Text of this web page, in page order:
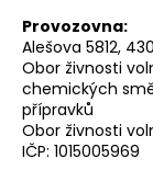
Provozovna:
Alešova 5812,
Obor živnosti
chemických
přípravků
Obor živnosti
IČP: 1015005969
a
j
í
t
?